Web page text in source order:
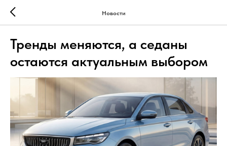
Новости
Тренды меняются, а седаны
остаются актуальным выбором